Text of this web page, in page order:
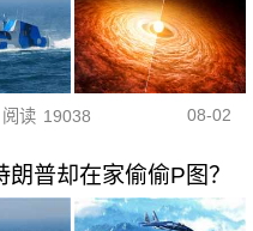
阅读 19038 08-02
普却在家偷偷P图？